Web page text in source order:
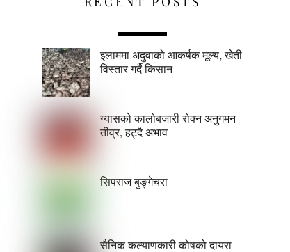
इलाममा अदुवाको आकर्षक मूल्य, खेती
विस्तार गर्दै किसान
ग्यासको कालोबजारी रोक्न अनुगमन
तीव्र, हट्दै अभाव
सिपराज बुङ्गेचरा
सैनिक कल्याणकारी कोषको दायरा